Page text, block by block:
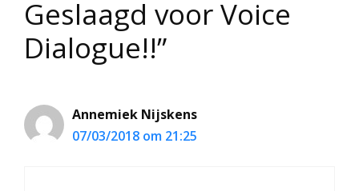
Geslaagd voor Voice
Dialogue!!”
Annemiek Nijskens
07/03/2018 om 21:25